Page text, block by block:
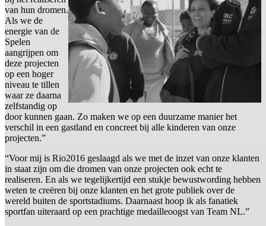
van hun dromen.
Als we de
energie van de
Spelen
aangrijpen om
deze projecten
op een hoger
niveau te tillen
waar ze daarna
zelfstandig op
door kunnen gaan. Zo maken we op een duurzame manier het
verschil in een gastland en concreet bij alle kinderen van onze
projecten.”
“Voor mij is Rio2016 geslaagd als we met de inzet van onze klanten
in staat zijn om die dromen van onze projecten ook echt te
realiseren. En als we tegelijkertijd een stukje bewustwording hebben
weten te creëren bij onze klanten en het grote publiek over de
wereld buiten de sportstadiums. Daarnaast hoop ik als fanatiek
sportfan uiteraard op een prachtige medailleoogst van Team NL.”